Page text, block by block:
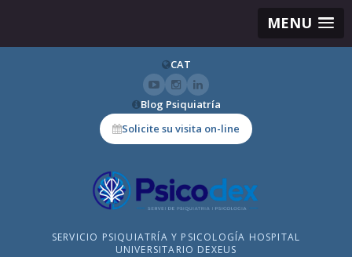
MENU
CAT
Blog Psiquiatría
Solicite su visita on-line
SERVICIO PSIQUIATRÍA Y PSICOLOGÍA HOSPITAL
UNIVERSITARIO DEXEUS